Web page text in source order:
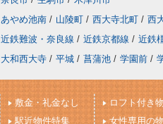
あやめ池南 / 山陵町 / 西大寺北町 / 西
近鉄難波・奈良線 / 近鉄京都線 / 近鉄
大和西大寺 / 平城 / 菖蒲池 / 学園前 /
敷金・礼金なし
駅近物件特集
ロフト付き
女性専用の